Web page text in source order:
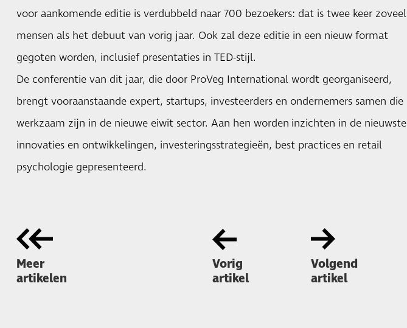
voor aankomende editie is verdubbeld naar 700 bezoekers: dat is twee keer zoveel
mensen als het debuut van vorig jaar. Ook zal deze editie in een nieuw format
gegoten worden, inclusief presentaties in TED-stijl.
De conferentie van dit jaar, die door ProVeg Internationalwordt georganiseerd,
brengt vooraanstaande expert, startups, investeerders en ondernemers samen die
werkzaam zijn in de nieuwe eiwit sector. Aan hen worden inzichten in de nieuwste
innovaties en ontwikkelingen, investeringsstrategieën, best practices en retail
psychologie gepresenteerd.
Meer
artikelen
Vorig
artikel
Volgend
artikel